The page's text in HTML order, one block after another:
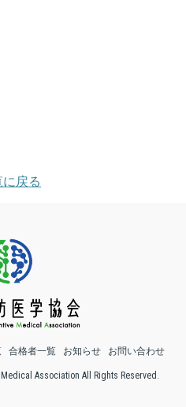
に戻る
合格者一覧 お知らせ お問い合わせ
Association All Rights Reserved.